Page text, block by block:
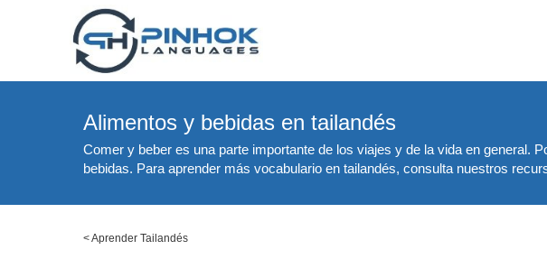
Alimentos y bebidas en tailandés
Comer y beber es una parte importante de los viajes y de la vida en general.
bebidas. Para aprender más vocabulario en tailandés, consulta nuestros
<Aprender Tailandés